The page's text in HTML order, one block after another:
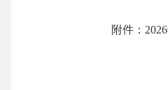
附件：